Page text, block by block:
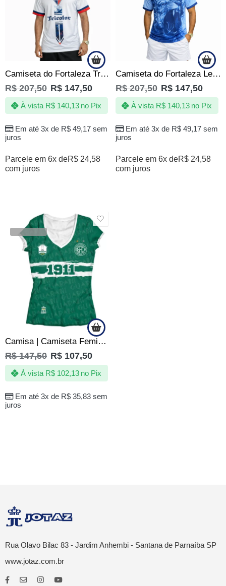
Camiseta do Fortaleza Tricolor de Aço Branca Masculina Oficial
R$207,50 R$ 147,50
Em até 3x de R$49,17sem
juros
À vista R$140,13 no Pix
Parcele em 6x deR$ 24,58
com juros
Camiseta do Fortaleza Leão Feroz Azul Celeste Oficial
R$207,50 R$ 147,50
Em até 3x de R$49,17sem
juros
À vista R$140,13 no Pix
Parcele em 6x deR$ 24,58
com juros
VENDIDOS
Camisa | Camiseta Feminina do Guarani Título Brasileiro 1978
R$147,50 R$ 107,50
Em até 3x de R$35,83sem
juros
À vista R$102,13 no Pix
Rua Olavo Bilac 83 - Jardim Anhembi - Santana de Parnaíba SP
www.jotaz.com.br